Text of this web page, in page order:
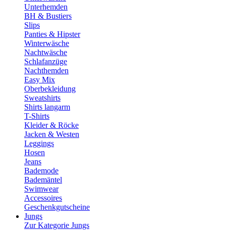
Unterhemden
BH & Bustiers
Slips
Panties & Hipster
Winterwäsche
Nachtwäsche
Schlafanzüge
Nachthemden
Easy Mix
Oberbekleidung
Sweatshirts
Shirts langarm
T-Shirts
Kleider & Röcke
Jacken & Westen
Leggings
Hosen
Jeans
Bademode
Bademäntel
Swimwear
Accessoires
Geschenkgutscheine
Jungs
Zur Kategorie Jungs